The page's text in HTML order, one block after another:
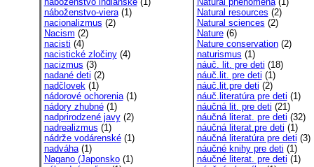
náboženstvo-viera(1)
nacionalizmus (2)
Nacism (2)
nacisti (4)
nacistické zločiny(4)
nacizmus (3)
nadané deti (2)
nadčlovek(1)
nádorové ochorenia(1)
nádory zhubné(1)
nadprirodzené javy(2)
nadrealizmus (1)
nádrže vodárenské(1)
nadváha(1)
Nagano (Japonsko(1)
Natural resources (2)
Natural sciences (2)
Nature(6)
Nature conservation(2)
naturismus (1)
náuč. lit. pre deti (18)
náuč.lit. pre deti (1)
náuč.lit.pre deti (2)
náuč.literatúra pre deti (1)
náučná lit. pre deti (21)
náučná literat. pre deti (32)
náučná literat.pre deti (1)
náučná literatúra pre deti (3)
náučné knihy pre deti (1)
náučné literat. pre deti (1)